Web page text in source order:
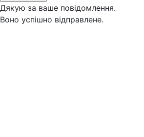
Дякую за ваше повідомлення.
Воно успішно відправлене.